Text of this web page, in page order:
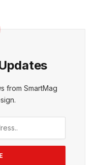
from SmartMag